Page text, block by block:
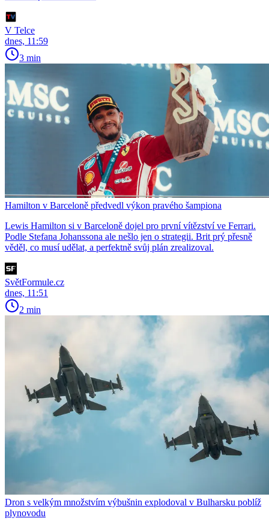
V Telce
dnes, 11:59
3 min
Hamilton v Barceloně předvedl výkon pravého šampiona
Lewis Hamilton si v Barceloně dojel pro první vítězství ve Ferrari.
Podle Stefana Johanssona ale nešlo jen o strategii. Brit prý přesně
věděl, co musí udělat, a perfektně svůj plán zrealizoval.
SvětFormule.cz
dnes, 11:51
2 min
Dron s velkým množstvím výbušnin explodoval v Bulharsku poblíž
plynovodu